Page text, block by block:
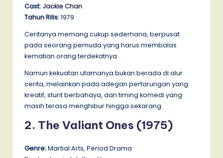
Cast:Jackie Chan
Tahun Rilis:1979
Ceritanya memang cukup sederhana, berpusat
pada seorang pemuda yang harus membalas
kematian orang terdekatnya.
Namun kekuatan utamanya bukan berada di alur
cerita, melainkan pada adegan pertarungan yang
kreatif, stunt berbahaya, dan timing komedi yang
masih terasa menghibur hingga sekarang.
2. The Valiant Ones (1975)
Genre:Martial Arts, Period Drama